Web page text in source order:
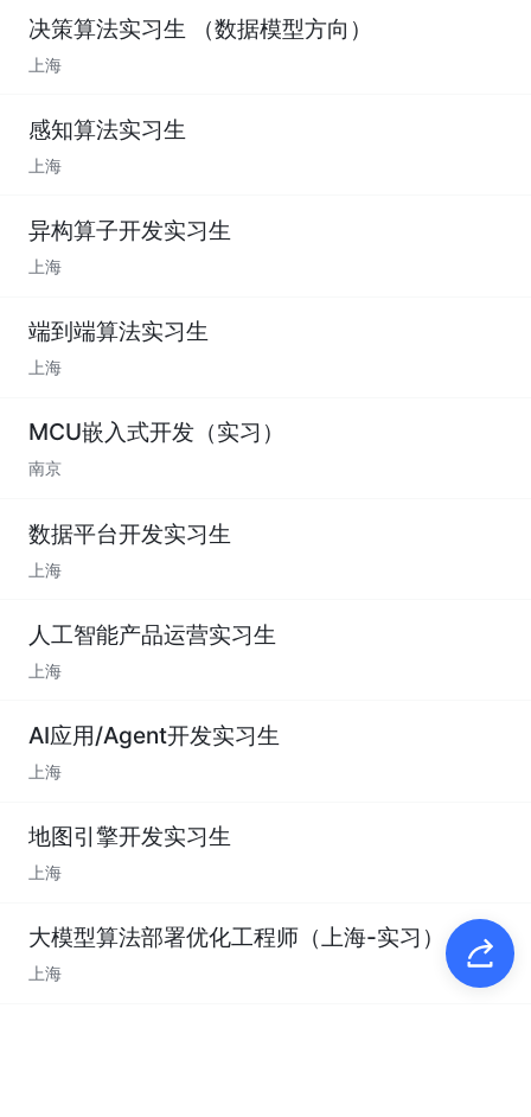
决策算法实习生 （数据模型方向）
上海
感知算法实习生
上海
异构算子开发实习生
上海
端到端算法实习生
上海
MCU嵌入式开发（实习）
南京
数据平台开发实习生
上海
人工智能产品运营实习生
上海
AI应用/Agent开发实习生
上海
地图引擎开发实习生
上海
大模型算法部署优化工程师（上海-实习）
上海